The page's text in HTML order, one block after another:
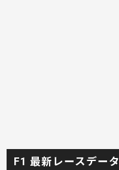
F1 最新レースデータ